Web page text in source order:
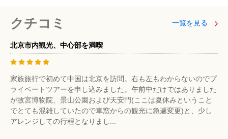
クチコミ 一覧を見る
北京市内観光、中心部を満喫
家族旅行で初めて中国は北京を訪問。右も左もわからないのでプ
ライベートツアーを申し込みました。午前中だけではありました
が故宮博物院、景山公園および天安門(ここは夏休みということ
でとても混雑していたので車窓からの観光に急遽変更)と、少し
アレンジしての行程となりまし...